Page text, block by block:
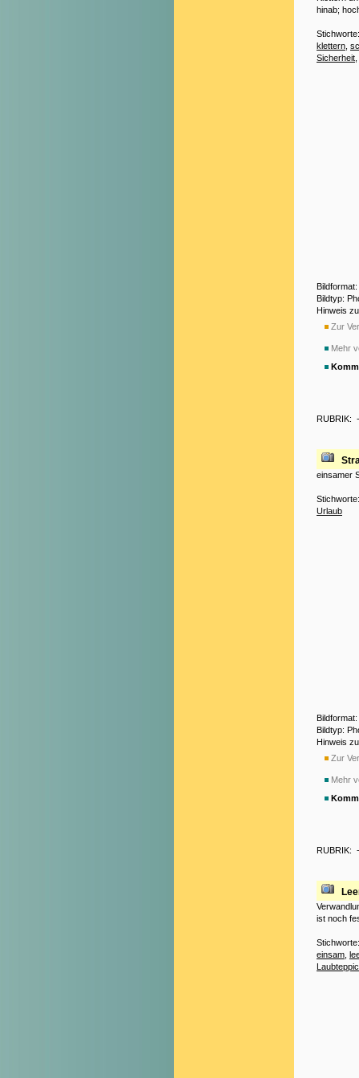
hinab;
klettern
Sicherheit
Bildtyp:
Hinweis
Zur
Mehr
RUBRIK:
einsamer
Urlaub
Bildtyp:
Hinweis
Zur
Mehr
RUBRIK:
ist noch
einsam